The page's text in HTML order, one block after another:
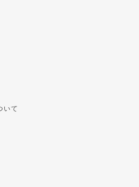
愛かったです！
使っていただけそう
いて